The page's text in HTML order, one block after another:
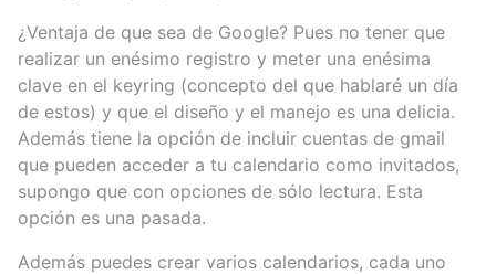
¿Ventaja de que sea de Google? Pues no tener que
realizar un enésimo registro y meter una enésima
clave en el keyring (concepto del que hablaré un día
de estos) y que el diseño y el manejo es una delicia.
Además tiene la opción de incluir cuentas de gmail
que pueden acceder a tu calendario como invitados,
supongo que con opciones de sólo lectura. Esta
opción es una pasada.
Además puedes crear varios calendarios, cada uno